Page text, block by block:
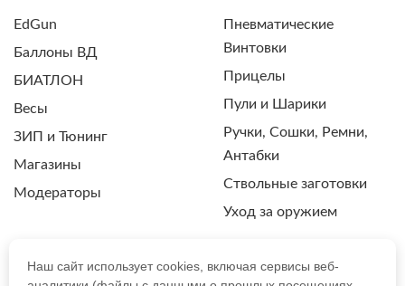
EdGun
Баллоны ВД
БИАТЛОН
Весы
ЗИП и Тюнинг
Магазины
Модераторы
Пневматические
Винтовки
Прицелы
Пули и Шарики
Ручки, Сошки, Ремни,
Антабки
Ствольные заготовки
Уход за оружием
Наш сайт использует cookies, включая сервисы веб-